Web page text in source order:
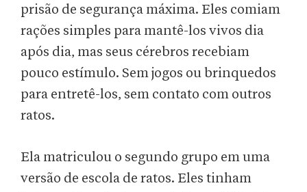
prisão de segurança máxima. Eles comiam
rações simples para mantê-los vivos dia
após dia, mas seus cérebros recebiam
pouco estímulo. Sem jogos ou brinquedos
para entretê-los, sem contato com outros
ratos.
Ela matriculou o segundo grupo em uma
versão de escola de ratos. Eles tinham